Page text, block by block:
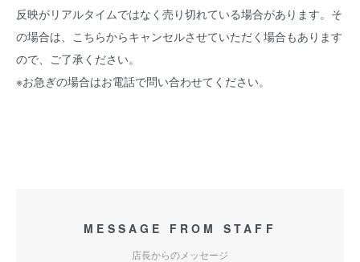
反映がリアルタイムではなく売り切れている場合があります。そ
の場合は、こちらからキャンセルさせていただく場合もあります
ので、ご了承ください。
※お急ぎの場合はお電話で問い合わせてください。
MESSAGE FROM STAFF
店長からのメッセージ